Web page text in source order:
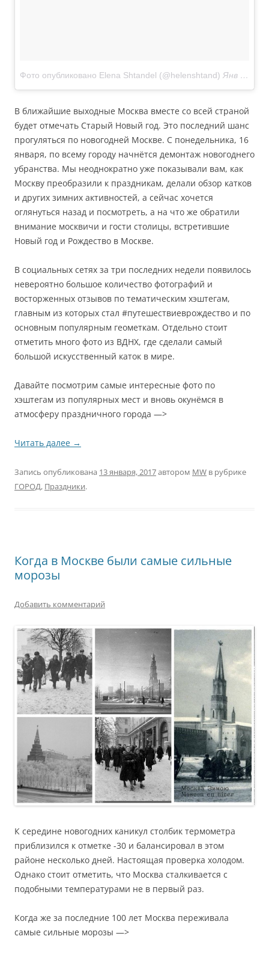
Фото опубликовано Elena Shtandel (@helenshtand) Янв 9 2017 в 12:20 PST
В ближайшие выходные Москва вместе со всей страной
будет отмечать Старый Новый год. Это последний шанс
прогуляться по новогодней Москве. С понедельника, 16
января, по всему городу начнётся демонтаж новогоднего
убранства. Мы неоднократно уже показывали вам, как
Москву преобразили к праздникам, делали обзор катков
и других зимних активностей, а сейчас хочется
оглянуться назад и посмотреть, а на что же обратили
внимание москвичи и гости столицы, встретившие
Новый год и Рождество в Москве.
В социальных сетях за три последних недели появилось
невероятно большое количество фотографий и
восторженных отзывов по тематическим хэштегам,
главным из которых стал #путешествиеврождество и по
основным популярным геометкам. Отдельно стоит
отметить много фото из ВДНХ, где сделали самый
большой искусственный каток в мире.
Давайте посмотрим самые интересные фото по
хэштегам из популярных мест и вновь окунёмся в
атмосферу праздничного города —>
Читать далее →
Запись опубликована 13 января, 2017автором MW в рубрике
ГОРОД, Праздники.
Когда в Москве были самые сильные
морозы
Добавить комментарий
К середине новогодних каникул столбик термометра
приблизился к отметке -30 и балансировал в этом
районе несколько дней. Настоящая проверка холодом.
Однако стоит отметить, что Москва сталкивается с
подобными температурами не в первый раз.
Когда же за последние 100 лет Москва переживала
самые сильные морозы —>